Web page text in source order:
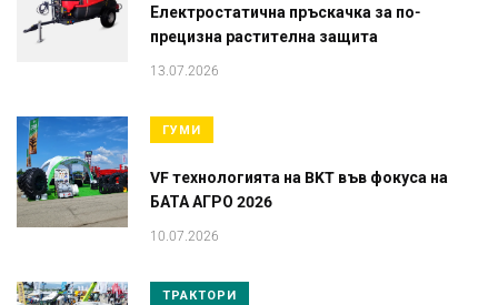
Електростатична пръскачка за по-
прецизна растителна защита
13.07.2026
ГУМИ
VF технологията на BKT във фокуса на
БАТА АГРО 2026
10.07.2026
ТРАКТОРИ